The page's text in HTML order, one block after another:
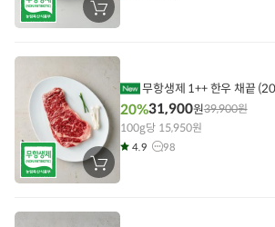
장
바
에
장
바
에
무항생제 1++ 한우 채끝
20%31,900원39,900원
100g당 15,950원
4.9 98